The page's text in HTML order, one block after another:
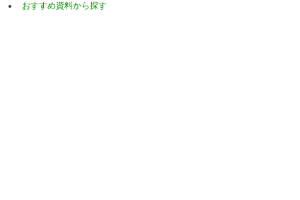
おすすめ資料から探す